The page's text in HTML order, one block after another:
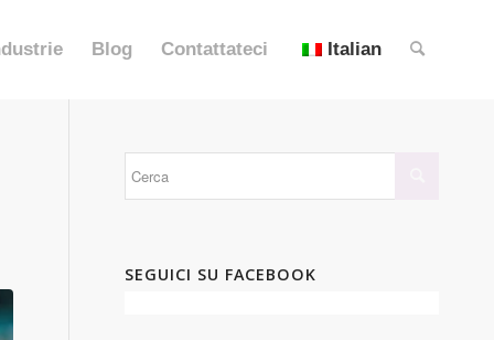
Blog Contattateci Italian
SEGUICI SU FACEBOOK